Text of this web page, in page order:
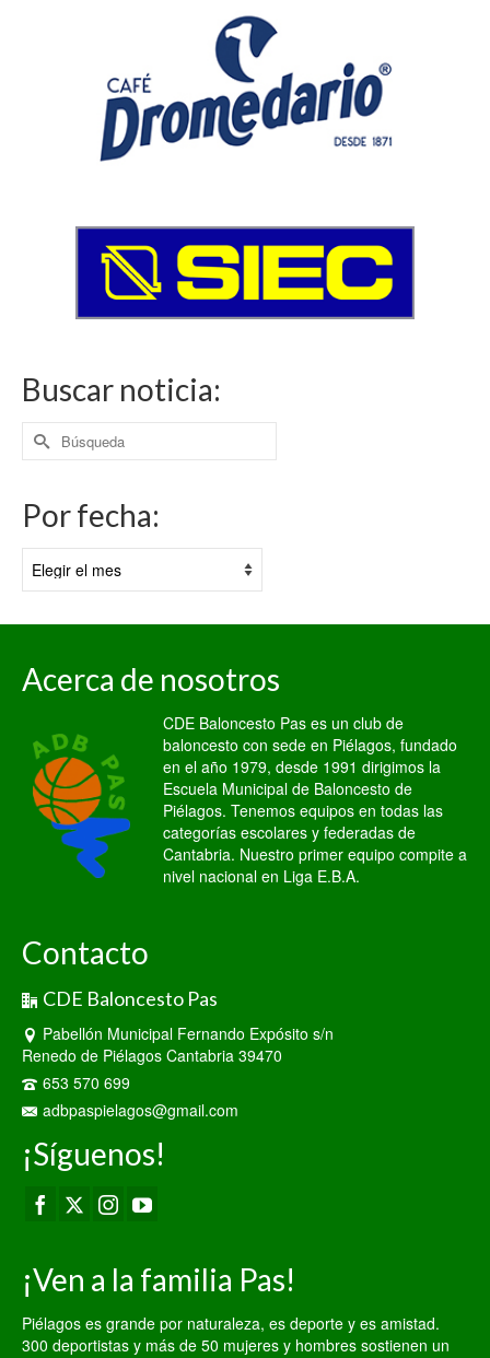
Buscar noticia:
Buscar
por:
Por fecha:
fecha:
Acerca de nosotros
CDE Baloncesto Pas es un club de
baloncesto con sede en Piélagos, fundado
en el año 1979, desde 1991 dirigimos la
Escuela Municipal de Baloncesto de
Piélagos. Tenemos equipos en todas las
categorías escolares y federadas de
Cantabria. Nuestro primer equipo compite a
nivel nacional en Liga E.B.A.
Contacto
CDE Baloncesto Pas
Pabellón Municipal Fernando Expósito s/n
Renedo de Piélagos Cantabria 39470
653 570 699
adbpaspielagos@gmail.com
¡Síguenos!
¡Ven a la familia Pas!
Piélagos es grande por naturaleza, es deporte y es amistad.
300 deportistas y más de 50 mujeres y hombres sostienen un